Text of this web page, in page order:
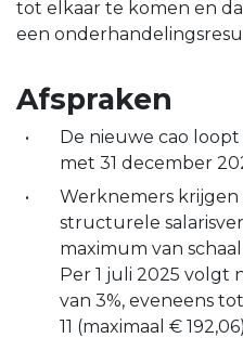
tot elkaar te komen en
een
Afspraken
De nieuwe cao
met 31 december
Werknemers krijgen
structurele
maximum van schaal
Per 1 juli 2025 volgt
van 3%, eveneens
11 (maximaal €